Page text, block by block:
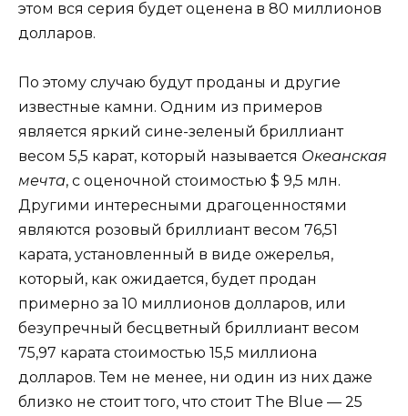
этом вся серия будет оценена в 80 миллионов
долларов.
По этому случаю будут проданы и другие
известные камни. Одним из примеров
является яркий сине-зеленый бриллиант
весом 5,5 карат, который называется Океанская
мечта, с оценочной стоимостью $ 9,5 млн.
Другими интересными драгоценностями
являются розовый бриллиант весом 76,51
карата, установленный в виде ожерелья,
который, как ожидается, будет продан
примерно за 10 миллионов долларов, или
безупречный бесцветный бриллиант весом
75,97 карата стоимостью 15,5 миллиона
долларов. Тем не менее, ни один из них даже
близко не стоит того, что стоит The Blue — 25